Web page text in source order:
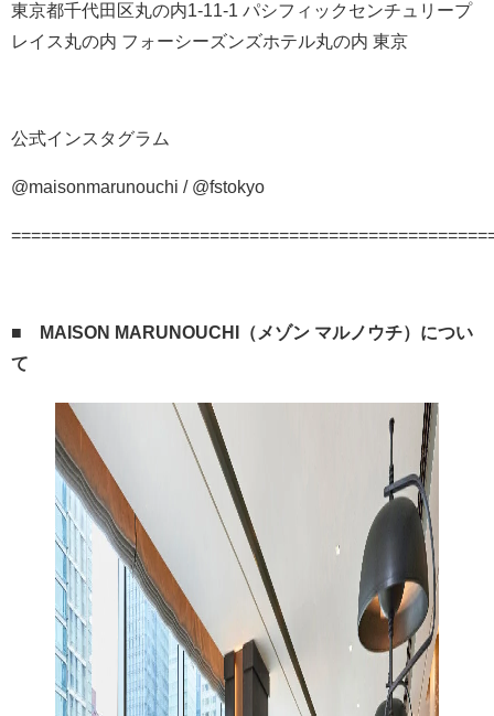
東京都千代田区丸の内1-11-1 パシフィックセンチュリープ
レイス丸の内 フォーシーズンズホテル丸の内 東京
公式インスタグラム
@maisonmarunouchi / @fstokyo
■ MAISON MARUNOUCHI（メゾン マルノウチ）につい
て